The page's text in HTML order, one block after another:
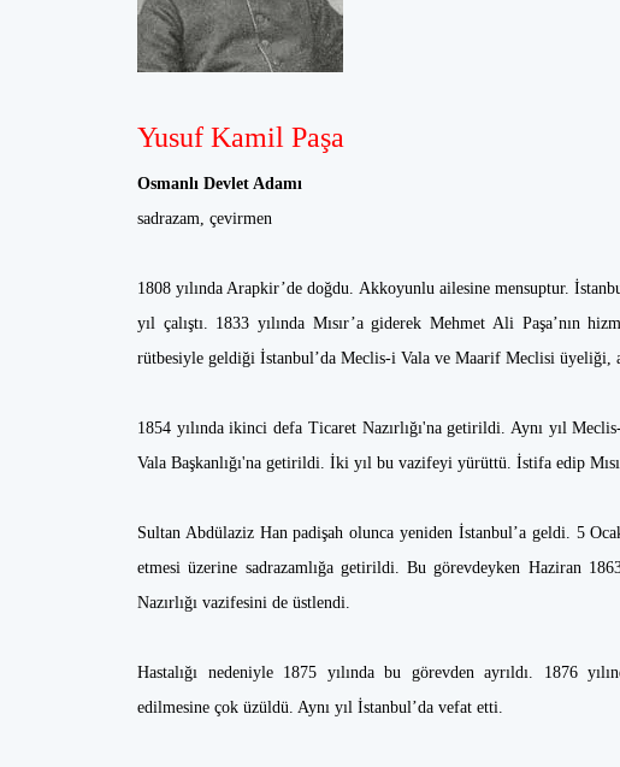
Yusuf Kamil Paşa
Osmanlı Devlet Adamı
sadrazam, çevirmen
1808 yılında Arapkir’de doğdu. Akkoyunlu ailesine mensuptur.
yıl çalıştı. 1833 yılında Mısır’a giderek Mehmet Ali Paşa’nın
rütbesiyle geldiği İstanbul’da Meclis-i Vala ve Maarif Meclisi üyeliği,
1854 yılında ikinci defa Ticaret Nazırlığı'na getirildi. Aynı yıl
Vala Başkanlığı'na getirildi. İki yıl bu vazifeyi yürüttü. İstifa edip
Sultan Abdülaziz Han padişah olunca yeniden İstanbul’a geldi. 5
etmesi üzerine sadrazamlığa getirildi. Bu görevdeyken Haziran
Nazırlığı vazifesini de üstlendi.
Hastalığı nedeniyle 1875 yılında bu görevden ayrıldı. 1876
edilmesine çok üzüldü. Aynı yıl İstanbul’da vefat etti.